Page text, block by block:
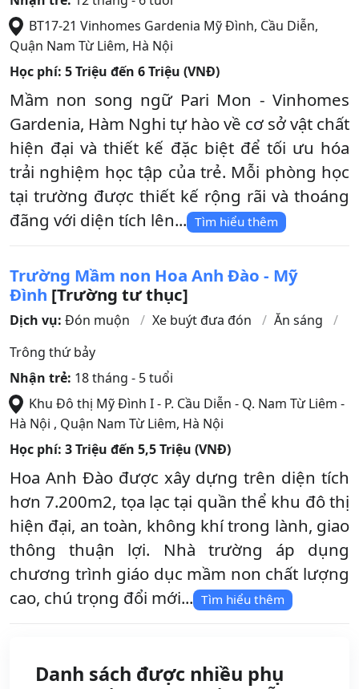
BT17-21 Vinhomes Gardenia Mỹ Đình, Cầu Diễn,
Quận Nam Từ Liêm, Hà Nội
Học phí: 5 Triệu đến 6 Triệu (VNĐ)
Mầm non song ngữ Pari Mon - Vinhomes
Gardenia, Hàm Nghi tự hào về cơ sở vật chất
hiện đại và thiết kế đặc biệt để tối ưu hóa
trải nghiệm học tập của trẻ. Mỗi phòng học
tại trường được thiết kế rộng rãi và thoáng
đãng với diện tích lên... Tìm hiểu thêm
Trường Mầm non Hoa Anh Đào - Mỹ
Đình [Trường tư thục]
Dịch vụ: Đón muộn Xe buýt đưa đón
Ăn sáng
Trông thứ bảy
Nhận trẻ: 18 tháng - 5 tuổi
Khu Đô thị Mỹ Đình I - P. Cầu Diễn - Q. Nam Từ Liêm -
Hà Nội , Quận Nam Từ Liêm, Hà Nội
Học phí: 3 Triệu đến 5,5 Triệu (VNĐ)
Hoa Anh Đào được xây dựng trên diện tích
hơn 7.200m2, tọa lạc tại quần thể khu đô thị
hiện đại, an toàn, không khí trong lành, giao
thông thuận lợi. Nhà trường áp dụng
chương trình giáo dục mầm non chất lượng
cao, chú trọng đổi mới... Tìm hiểu thêm
Danh sách được nhiều phụ